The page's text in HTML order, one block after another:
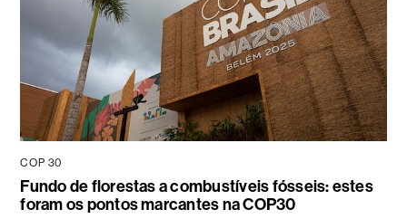
COP 30
Fundo de florestas a combustíveis fósseis: estes
foram os pontos marcantes na COP30